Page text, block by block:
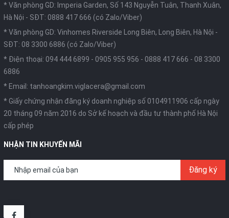
* Văn phòng GD: Imperia Garden, Số 143 Nguyễn Tuân, Thanh Xuân,
Hà Nội - SĐT: 0888 417 666 (có Zalo/Viber)
* Văn phòng GD: Vinhomes Riverside Long Biên, Long Biên, Hà Nội -
SĐT: 08 3300 6886 (có Zalo/Viber)
* Điện thoại: 094 444 6899 - 0905 955 956 - 0888 417 666 - 08 3300
6886
* Email: tanhoangkim.viglacera@gmail.com
* Giấy chứng nhận đăng ký doanh nghiệp số 0104911906 cấp ngày
20 tháng 09 năm 2016 do Sở kế hoạch và đầu tư thành phố Hà Nội
cấp phép
NHẬN TIN KHUYẾN MÃI
Đăng ký